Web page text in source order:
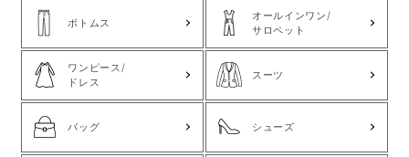
ボトムス
オールインワン/
サロペット
ワンピース/
ドレス
スーツ
バッグ シューズ